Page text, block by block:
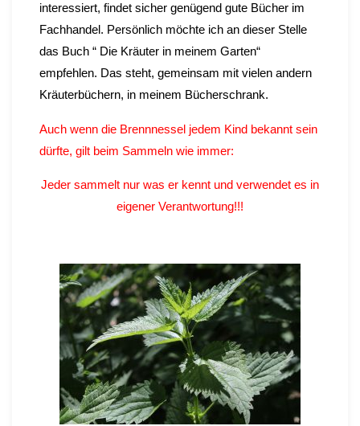
interessiert, findet sicher genügend gute Bücher im
Fachhandel. Persönlich möchte ich an dieser Stelle
das Buch “ Die Kräuter in meinem Garten“
empfehlen. Das steht, gemeinsam mit vielen andern
Kräuterbüchern, in meinem Bücherschrank.
Auch wenn die Brennnessel jedem Kind bekannt sein
dürfte, gilt beim Sammeln wie immer:
Jeder sammelt nur was er kennt und verwendet es in
eigener Verantwortung!!!